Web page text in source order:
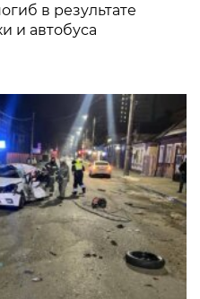
в результате
и автобуса